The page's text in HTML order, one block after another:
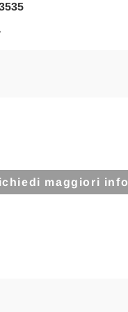
maggiori info